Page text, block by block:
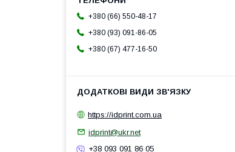
+380 (66) 550-48-17
+380 (93) 091-86-05
+380 (67) 477-16-50
https://idprint.com.ua
idprint@ukr.net
+38 093 091 86 05